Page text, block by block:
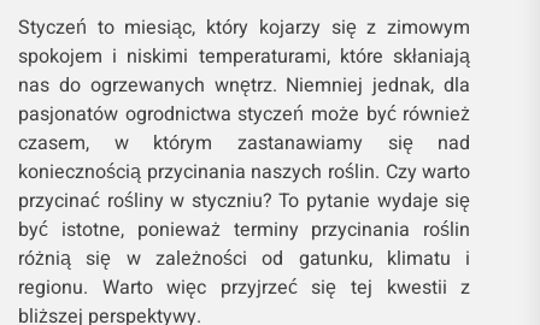
Styczeń to miesiąc, który kojarzy się z zimowym
spokojem i niskimi temperaturami, które skłaniają
nas do ogrzewanych wnętrz. Niemniej jednak, dla
pasjonatów ogrodnictwa styczeń może być również
czasem, w którym zastanawiamy się nad
koniecznością przycinania naszych roślin. Czy warto
przycinać rośliny w styczniu? To pytanie wydaje się
być istotne, ponieważ terminy przycinania roślin
różnią się w zależności od gatunku, klimatu i
regionu. Warto więc przyjrzeć się tej kwestii z
bliższej perspektywy.